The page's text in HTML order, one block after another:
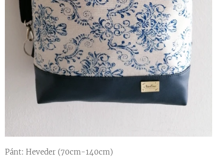
Pánt: Heveder (70cm-140cm)